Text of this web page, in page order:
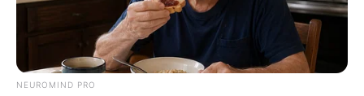
NEUROMIND PRO